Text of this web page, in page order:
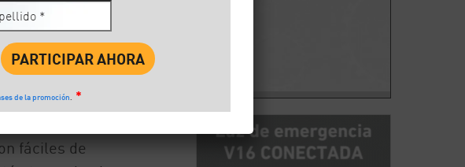
Facebook
TwitterWhatsApp
alguna función
fáciles de
de la promoción. *